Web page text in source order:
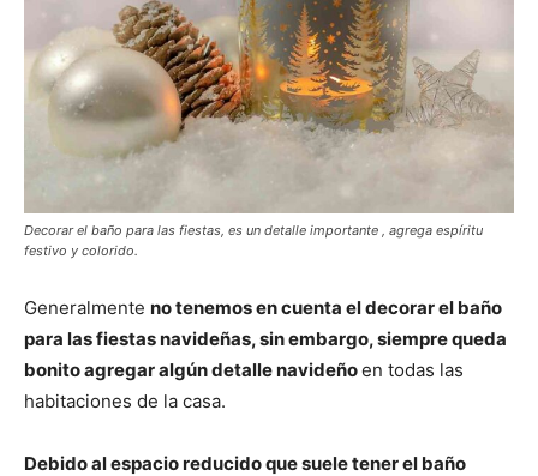
Decorar el baño para las fiestas, es un detalle importante , agrega espíritu
festivo y colorido.
Generalmente no tenemos en cuenta el decorar el baño
para las fiestas navideñas, sin embargo, siempre queda
bonito agregar algún detalle navideñoen todas las
habitaciones de la casa.
Debido al espacio reducido que suele tener el baño